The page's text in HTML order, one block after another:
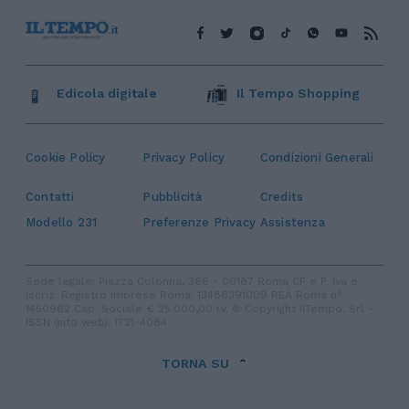
Cookie Policy Privacy Policy Condizioni Generali
Contatti Pubblicità
Credits
Modello 231
Preferenze Privacy Assistenza
Edicola digitale Il Tempo Shopping
TORNA SU